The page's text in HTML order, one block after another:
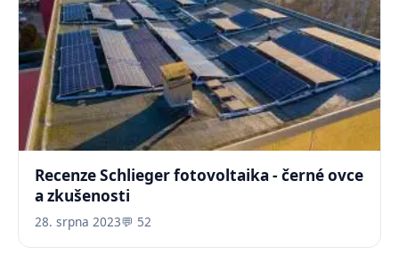
Recenze Schlieger fotovoltaika - černé ovce
a zkušenosti
28. srpna 2023💬 52